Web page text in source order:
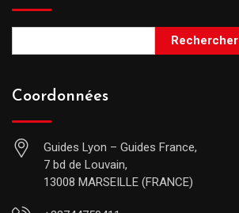
Rechercher
Coordonnées
Guides Lyon – Guides France,
7 bd de Louvain,
13008 MARSEILLE (FRANCE)